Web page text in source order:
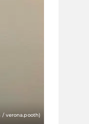
/ verona.pooth)